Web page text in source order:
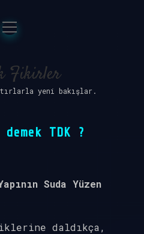
Uyarı
menüyü
aç
Fikirler
yeni bakışlar.
TDK ?
Suda Yüzen
daldıkça,